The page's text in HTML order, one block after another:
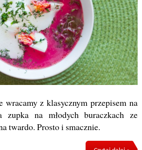
wracamy z klasycznym przepisem na
zupka na młodych buraczkach ze
twardo. Prosto i smacznie.